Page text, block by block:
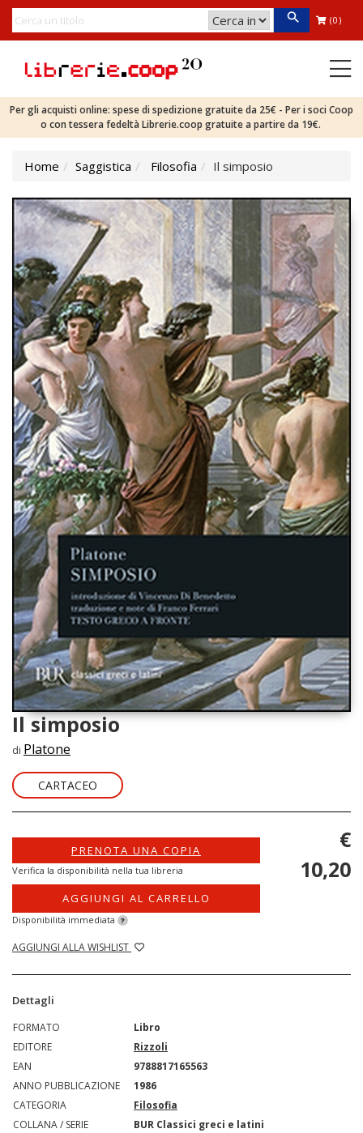
(0)
Per gli acquisti online: spese di spedizione gratuite da 25€ - Per i soci Coop
o con tessera fedeltà Librerie.coop gratuite a partire da 19€.
Home Saggistica Filosofia Il simposio
Il simposio
di Platone
CARTACEO
PRENOTA UNA COPIA
Verifica la disponibilità nella tua libreria
AGGIUNGI AL CARRELLO
Disponibilità immediata ?
AGGIUNGI ALLA WISHLIST
€
10,20
Dettagli
FORMATO
Libro
EDITORE
Rizzoli
EAN
9788817165563
ANNO PUBBLICAZIONE
1986
CATEGORIA
Filosofia
COLLANA / SERIE
BUR Classici greci e latini